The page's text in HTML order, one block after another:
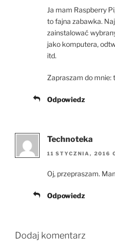
Ja mam Raspberry
to fajna zabawka.
zainstalować
jako komputera,
itd.
Zapraszam do mnie:
Odpowiedz
Technoteka
11 STYCZNIA, 2016
Oj, przepraszam.
Odpowiedz
Dodaj komentarz